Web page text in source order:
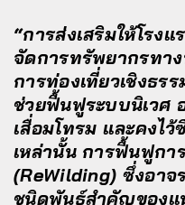
“การส่งเสริมให้โรง
จัดการทรัพยากรทา
การท่องเที่ยวเชิงธร
ช่วยฟื้นฟูระบบนิเวศ
เสื่อมโทรม และคงไ
เหล่านั้น การฟื้นฟูกา
(ReWilding) ซึ่งอาจ
ชนิดพันธุ์สำคัญของแ